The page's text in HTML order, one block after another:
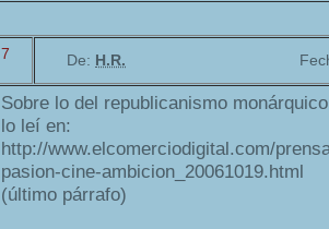
7 De: H.R.
Sobre lo del republicanismo
lo leí en:
http://www.elcomerciodigital.com/
pasion-cine-ambicion_20061019.html
(último párrafo)